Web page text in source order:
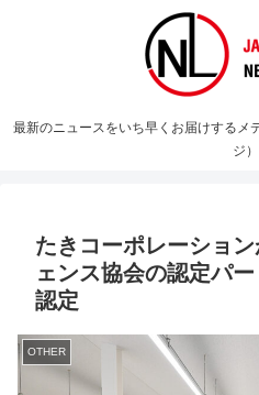
最新のニュースをいち早くお届けするメ
ジ）
たきコーポレーショ
ェンス協会の認定パ
認定
OTHER